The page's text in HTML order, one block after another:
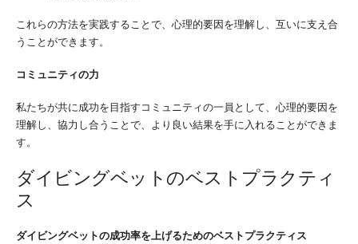
これらの方法を実践することで、心理的要因を理解し、互いに支え合
うことができます。
コミュニティの力
私たちが共に成功を目指すコミュニティの一員として、心理的要因を
理解し、協力し合うことで、より良い結果を手に入れることができま
す。
ダイビングベットのベストプラクティ
ス
ダイビングベットの成功率を上げるためのベストプラクティス